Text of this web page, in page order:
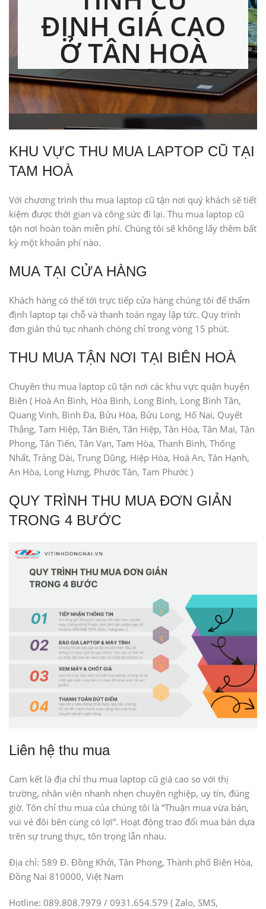
ĐỊNH GIÁ CAO
Ở TÂN HOÀ
KHU VỰC THU MUA LAPTOP CŨ TẠI
TAM HOÀ
Với chương trình thu mua laptop cũ tận nơi quý khách sẽ tiết
kiệm được thời gian và công sức đi lại. Thu mua laptop cũ
tận nơi hoàn toàn miễn phí. Chúng tôi sẽ không lấy thêm bất
kỳ một khoản phí nào.
MUA TẠI CỬA HÀNG
Khách hàng có thể tới trực tiếp cửa hàng chúng tôi để thẩm
định laptop tại chỗ và thanh toán ngay lập tức. Quy trình
đơn giản thủ tục nhanh chóng chỉ trong vòng 15 phút.
THU MUA TẬN NƠI TẠI BIÊN HOÀ
Chuyên thu mua laptop cũ tận nơi các khu vực quận huyện
Biên ( Hoà An Bình, Hòa Bình, Long Bình, Long Bình Tân,
Quang Vinh, Bình Đa, Bửu Hòa, Bửu Long, Hố Nai, Quyết
Thắng, Tam Hiệp, Tân Biên, Tân Hiệp, Tân Hòa, Tân Mai, Tân
Phong, Tân Tiến, Tân Vạn, Tam Hòa, Thanh Bình, Thống
Nhất, Trảng Dài, Trung Dũng, Hiệp Hòa, Hoá An, Tân Hạnh,
An Hòa, Long Hưng, Phước Tân, Tam Phước )
QUY TRÌNH THU MUA ĐƠN GIẢN
TRONG 4 BƯỚC
Liên hệ thu mua
Cam kết là địa chỉ thu mua laptop cũ giá cao so với thị
trường, nhân viên nhanh nhẹn chuyên nghiệp, uy tín, đúng
giờ. Tôn chỉ thu mua của chúng tôi là “Thuận mua vừa bán,
vui vẻ đôi bên cùng có lợi”. Hoạt động trao đổi mua bán dựa
trên sự trung thực, tôn trọng lẫn nhau.
Địa chỉ: 589 Đ. Đồng Khởi, Tân Phong, Thành phố Biên Hòa,
Đồng Nai 810000, Việt Nam
Hotline: 089.808.7979 / 0931.654.579 ( Zalo, SMS,